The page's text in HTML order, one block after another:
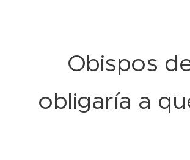
Obispos
obligaría a